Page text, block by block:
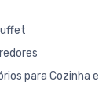
para Cozinha e